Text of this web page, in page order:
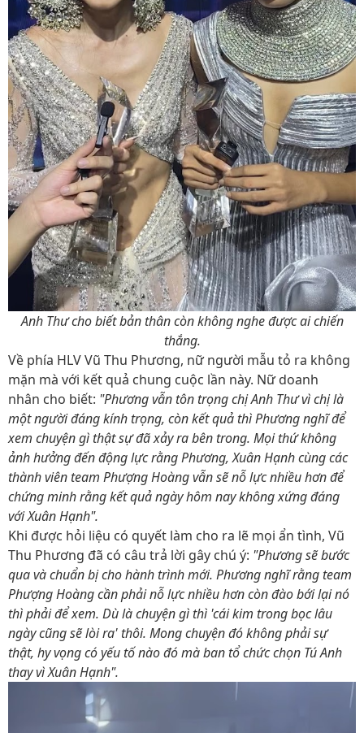
Anh Thư cho biết bản thân còn không nghe được ai chiến
thắng.
Về phía HLV Vũ Thu Phương, nữ người mẫu tỏ ra không
mặn mà với kết quả chung cuộc lần này. Nữ doanh
nhân cho biết: "Phương vẫn tôn trọng chị Anh Thư vì chị là
một người đáng kính trọng, còn kết quả thì Phương nghĩ để
xem chuyện gì thật sự đã xảy ra bên trong. Mọi thứ không
ảnh hưởng đến động lực rằng Phương, Xuân Hạnh cùng các
thành viên team Phượng Hoàng vẫn sẽ nỗ lực nhiều hơn để
chứng minh rằng kết quả ngày hôm nay không xứng đáng
với Xuân Hạnh".
Khi được hỏi liệu có quyết làm cho ra lẽ mọi ẩn tình, Vũ
Thu Phương đã có câu trả lời gây chú ý: "Phương sẽ bước
qua và chuẩn bị cho hành trình mới. Phương nghĩ rằng team
Phượng Hoàng cần phải nỗ lực nhiều hơn còn đào bới lại nó
thì phải để xem. Dù là chuyện gì thì 'cái kim trong bọc lâu
ngày cũng sẽ lòi ra' thôi. Mong chuyện đó không phải sự
thật, hy vọng có yếu tố nào đó mà ban tổ chức chọn Tú Anh
thay vì Xuân Hạnh".